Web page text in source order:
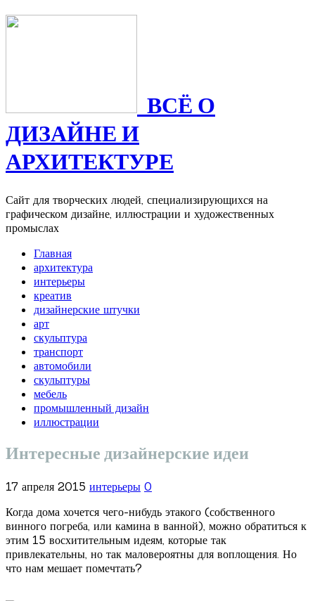
ВСЁ О
ДИЗАЙНЕ И
АРХИТЕКТУРЕ
Сайт для творческих людей, специализирующихся на
графическом дизайне, иллюстрации и художественных
промыслах
Главная
архитектура
интерьеры
креатив
дизайнерские штучки
арт
скульптура
транспорт
автомобили
скульптуры
мебель
промышленный дизайн
иллюстрации
Интересные дизайнерские идеи
17 апреля 2015 интерьеры 0
Когда дома хочется чего-нибудь этакого (собственного
винного погреба, или камина в ванной), можно обратиться к
этим 15 восхитительным идеям, которые так
привлекательны, но так маловероятны для воплощения. Но
что нам мешает помечтать?